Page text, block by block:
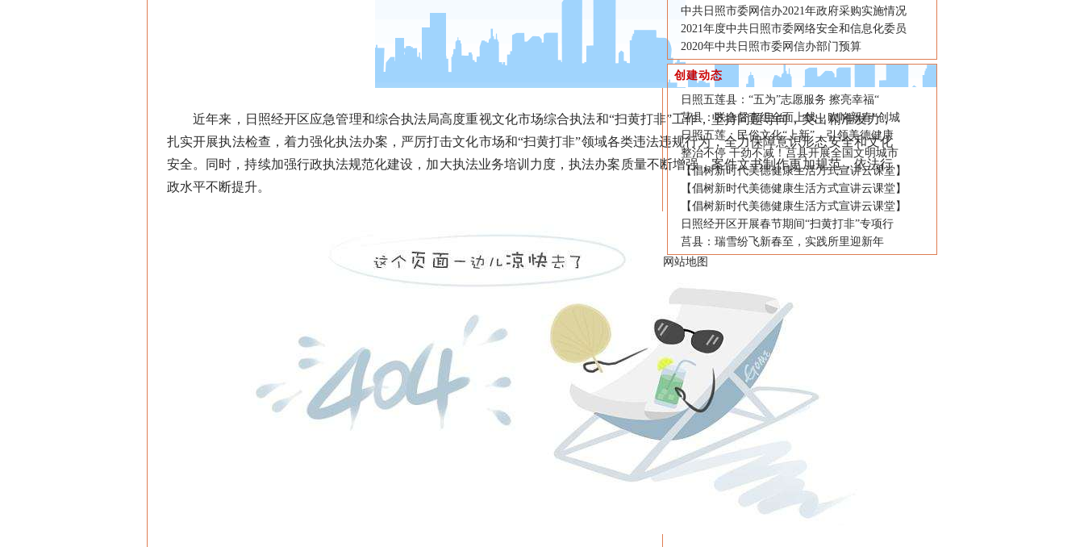
近年来，日照经开区应急管理和综合执法局高度重视文化市场综合执法和“扫黄打非”工作，坚持问题导向，突出精准发力，
扎实开展执法检查，着力强化执法办案，严厉打击文化市场和“扫黄打非”领域各类违法违规行为，全力保障意识形态安全和文化
安全。同时，持续加强行政执法规范化建设，加大执法业务培训力度，执法办案质量不断增强，案件文书制作更加规范，依法行
政水平不断提升。
中共日照市委网信办2021年政府采购实施情况
2021年度中共日照市委网络安全和信息化委员
2020年中共日照市委网信办部门预算
创建动态
日照五莲县：“五为”志愿服务 擦亮幸福“
莒县：联合督查组全面上线，吹响新春“创城
日照五莲：民俗文化“上新”，引领美德健康
整治不停 干劲不减！莒县开展全国文明城市
【倡树新时代美德健康生活方式宣讲云课堂】
【倡树新时代美德健康生活方式宣讲云课堂】
【倡树新时代美德健康生活方式宣讲云课堂】
日照经开区开展春节期间“扫黄打非”专项行
莒县：瑞雪纷飞新春至，实践所里迎新年
网站地图